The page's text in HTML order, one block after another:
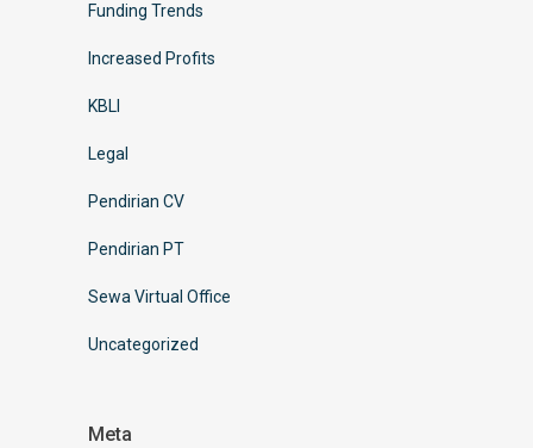
Funding Trends
Increased Profits
KBLI
Legal
Pendirian CV
Pendirian PT
Sewa Virtual Office
Uncategorized
Meta